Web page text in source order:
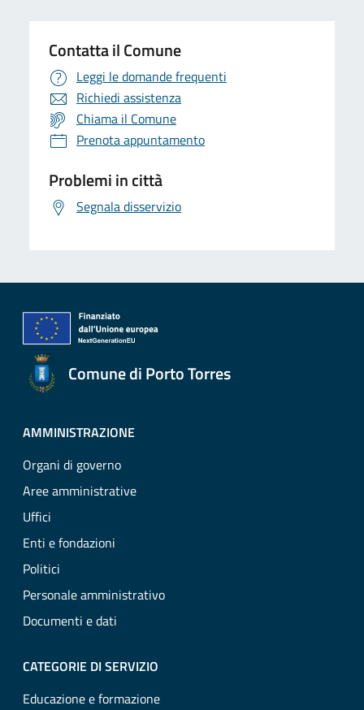
Contatta il Comune
Leggi le domande frequenti
Richiedi assistenza
Chiama il Comune
Prenota appuntamento
Problemi in città
Segnala disservizio
Comune di Porto Torres
AMMINISTRAZIONE
Organi di governo
Aree amministrative
Uffici
Enti e fondazioni
Politici
Personale amministrativo
Documenti e dati
CATEGORIE DI SERVIZIO
Educazione e formazione